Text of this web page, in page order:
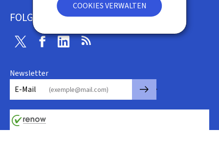
COOKIES VERWALTEN
FOLGEN SIE UNS
Twitter FacebookLinkedin
Newsletter
E-Mail
🡒